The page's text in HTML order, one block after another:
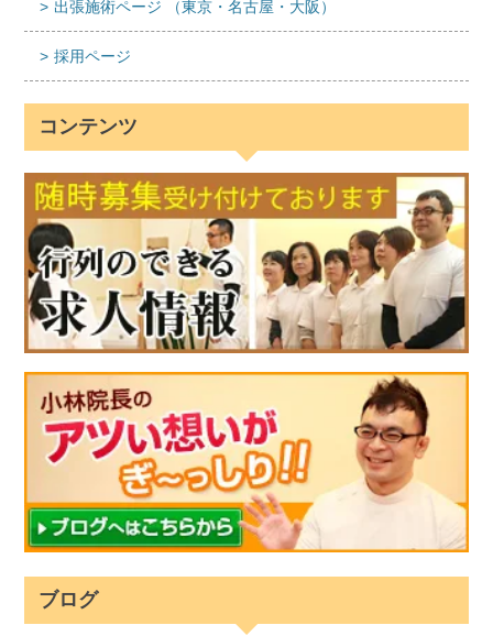
出張施術ページ （東京・名古屋・大阪）
採用ページ
コンテンツ
ブログ